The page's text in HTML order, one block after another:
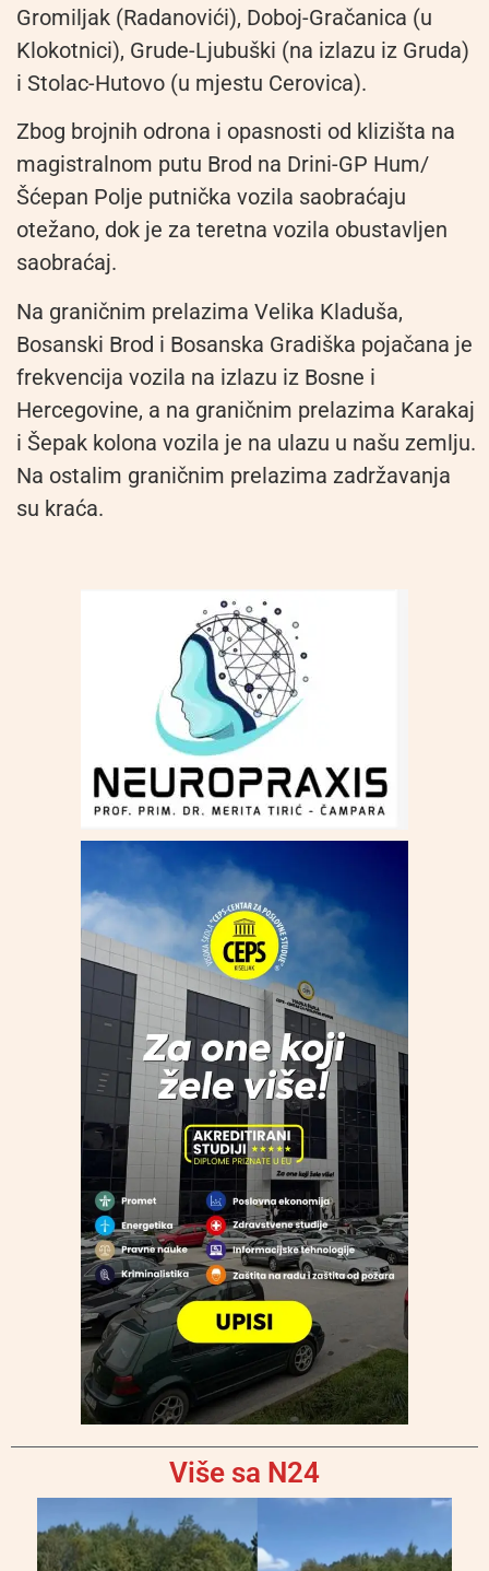
Gromiljak (Radanovići), Doboj-Gračanica (u
Klokotnici), Grude-Ljubuški (na izlazu iz Gruda)
i Stolac-Hutovo (u mjestu Cerovica).
Zbog brojnih odrona i opasnosti od klizišta na
magistralnom putu Brod na Drini-GP Hum/
Šćepan Polje putnička vozila saobraćaju
otežano, dok je za teretna vozila obustavljen
saobraćaj.
Na graničnim prelazima Velika Kladuša,
Bosanski Brod i Bosanska Gradiška pojačana je
frekvencija vozila na izlazu iz Bosne i
Hercegovine, a na graničnim prelazima Karakaj
i Šepak kolona vozila je na ulazu u našu zemlju.
Na ostalim graničnim prelazima zadržavanja
su kraća.
Više sa N24